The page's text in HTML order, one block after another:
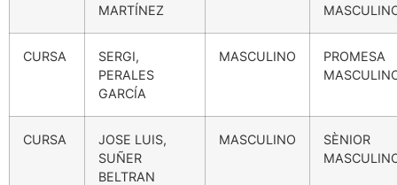
MARTÍNEZ
CURSA
SERGI,
PERALES
GARCÍA
MASCULINO
PROMESA
CURSA
JOSE LUIS,
SUÑER
BELTRAN
MASCULINO
SÈNIOR